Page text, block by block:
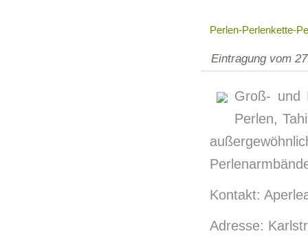
Perlen-Perlenkette-
Eintragung vom
Groß- und
Perlen,
Kontakt:
Adresse: